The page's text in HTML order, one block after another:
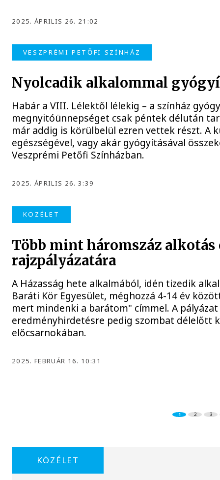
2025. ÁPRILIS 26. 21:02
VESZPRÉMI PETŐFI SZÍNHÁZ
Nyolcadik alkalommal
Habár a VIII. Lélektől lélekig – a színház
megnyitóünnepséget csak péntek délután
már addig is körülbelül ezren vettek részt. A
egészségével, vagy akár gyógyításával
Veszprémi Petőfi Színházban.
2025. ÁPRILIS 26. 3:39
KÖZÉLET
Több mint háromszáz alkotás
rajzpályázatára
A Házasság hete alkalmából, idén tizedik
Baráti Kör Egyesület, méghozzá 4-14 év
mert mindenki a barátom" címmel. A
eredményhirdetésre pedig szombat délelőtt
előcsarnokában.
2025. FEBRUÁR 16. 10:31
1 2 3
KÖZÉLET